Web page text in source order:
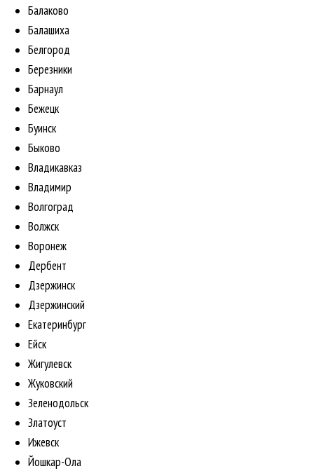
Балаково
Балашиха
Белгород
Березники
Барнаул
Бежецк
Буинск
Быково
Владикавказ
Владимир
Волгоград
Волжск
Воронеж
Дербент
Дзержинск
Дзержинский
Екатеринбург
Ейск
Жигулевск
Жуковский
Зеленодольск
Златоуст
Ижевск
Йошкар-Ола